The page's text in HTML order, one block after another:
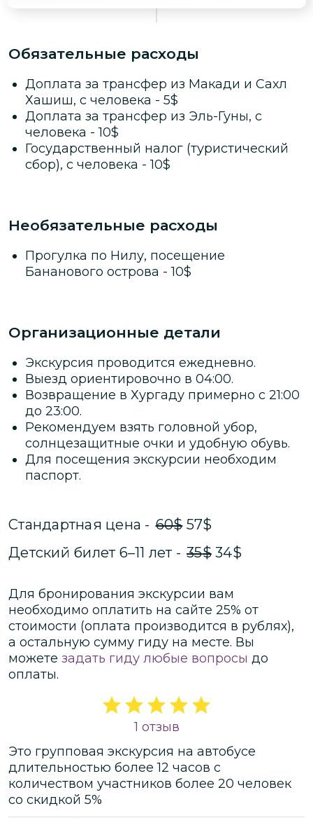
Обязательные расходы
Доплата за трансфер из Макади и Сахл
Хашиш, с человека - 5$
Доплата за трансфер из Эль-Гуны, с
человека -10$
Государственный налог (туристический
сбор), с человека -10$
Необязательные расходы
Прогулка по Нилу, посещение
Бананового острова -10$
Организационные детали
Экскурсия проводится ежедневно.
Выезд ориентировочно в 04:00.
Возвращение в Хургаду примерно с 21:00
до 23:00.
Рекомендуем взять головной убор,
солнцезащитные очки и удобную обувь.
Для посещения экскурсии необходим
паспорт.
Стандартная цена - 60$ 57$
Детский билет 6–11 лет- 35$ 34$
Для бронирования экскурсии вам
необходимо оплатить на сайте 25% от
стоимости (оплата производится в рублях),
а остальную сумму гиду на месте. Вы
можете задать гиду любые вопросы до
оплаты.
1 отзыв
Это групповая экскурсия на автобусе
длительностью более 12 часов с
количеством участников более 20 человек
со скидкой 5%